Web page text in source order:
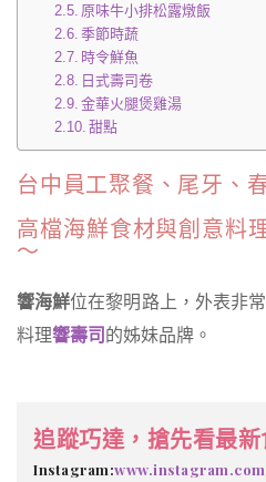
原味牛小排松露燉飯
季節時蔬
時令鮮魚
日式壽司卷
金華火腿煲雞湯
甜點
台中員工聚餐、尾牙、
高檔海鮮食材與創意料
～
響海鮮位在黎明路上，外表非
料理響壽司 的姊妹品牌。
追蹤巧達，搶先看最新
Instagram: